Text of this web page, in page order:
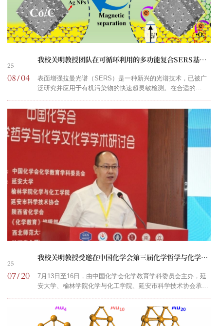
25
08/04
我校关明教授团队在可循环利用的多功能复合SERS基底研究方面取得新进展
表面增强拉曼光谱（SERS）是一种新兴的光谱技术，已被广
泛研究并应用于有机污染物的快速超灵敏检测。在合适的
SERS基底难以从复杂食品样品基质中分离回收，通常只能使
用一次，这导致检测成本高昂、环境污染严重且商业化应用受
限。因此，开发可循环利用的多功能复合SERS基底具有重要
意义。近期，我校关明教授团队创新性地设计了一种自富集与
自清洁的磁性纳米多孔碳基可回收SERS基底Co/...
25
07/20
我校关明教授受邀在中国化学会第三届化学哲学与化学文化学学术研讨会作主题报告
7月13日至16日，由中国化学会化学教育学科委员会主办，延
安大学、榆林学院化学与化工学院、延安市科学技术协会承
西省金属有机催化化学国际联合研究中心（陕西师范大学）、
我校化学化工学院和延安市化学会协办的“中国化学会第三届化